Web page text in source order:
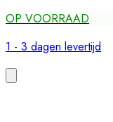
OP VOORRAAD
1 - 3 dagen levertijd